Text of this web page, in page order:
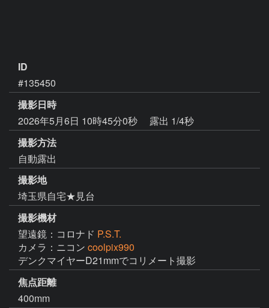
ID
#135450
撮影日時
2026年5月6日 10時45分0秒
露出 1/4秒
撮影方法
自動露出
撮影地
埼玉県自宅★見台
撮影機材
望遠鏡：コロナド P.S.T.
カメラ：ニコン coolpix990
デンクマイヤーD21mmでコリメート撮影
焦点距離
400mm